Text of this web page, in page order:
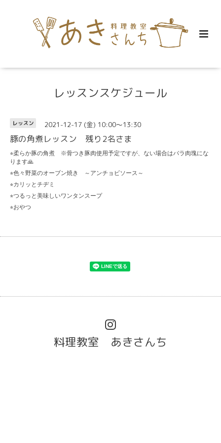
レッスンスケジュール
レッスン 2021-12-17 (金) 10:00～13:30
豚の角煮レッスン 残り2名さま
⭐︎柔らか豚の角煮 ※骨つき豚肉使用予定ですが、ない場合はバラ肉塊にな
ります🙏
⭐︎色々野菜のオーブン焼き ～アンチョビソース～
⭐︎カリッとチヂミ
⭐︎つるっと美味しいワンタンスープ
⭐︎おやつ
料理教室 あきさんち